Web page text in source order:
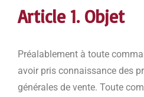
Article 1. Objet
Préalablement à toute
avoir pris connaissance des
générales de vente. Toute